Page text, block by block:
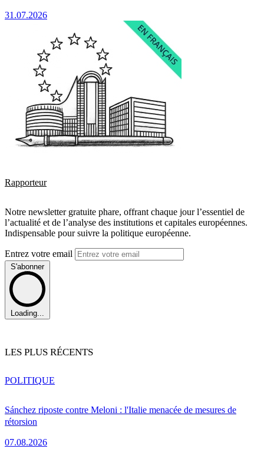
31.07.2026
Rapporteur
Notre newsletter gratuite phare, offrant chaque jour l’essentiel de
l’actualité et de l’analyse des institutions et capitales européennes.
Indispensable pour suivre la politique européenne.
Entrez votre email
S'abonner
Loading...
LES PLUS RÉCENTS
Sánchez riposte contre Meloni : l'Italie menacée de mesures de
rétorsion
07.08.2026
POLITIQUE